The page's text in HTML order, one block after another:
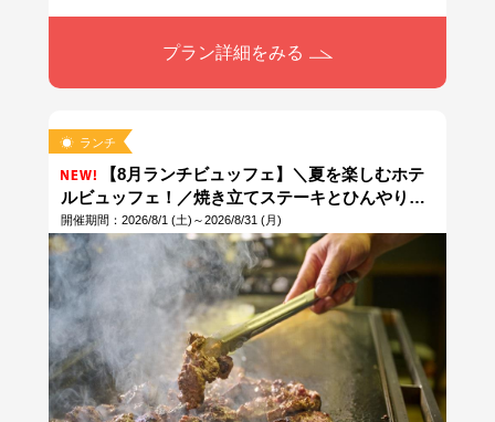
プラン詳細をみる
ランチ
【8月ランチビュッフェ】＼夏を楽しむホテ
ルビュッフェ！／焼き立てステーキとひんやりソ
フトクリームも食べ放題★ちゅらとく会員限定！
宿泊券・お食事券が当たる抽選会開催♪当日10時
まで予約受付
開催期間：2026/8/1 (土)～2026/8/31 (月)